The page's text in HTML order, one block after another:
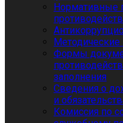
Нормативные
Формы
заполнения
Сведения о
и
Комиссия по